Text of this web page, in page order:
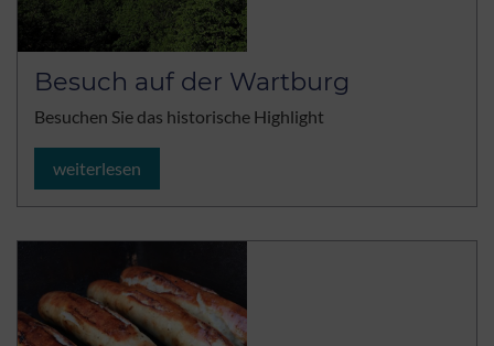
Besuch auf der Wartburg
Besuchen Sie das historische Highlight
weiterlesen